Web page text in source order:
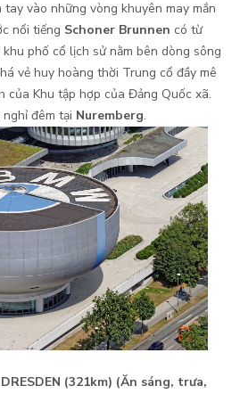
vào những vòng khuyên may mắn
nổi tiếng Schoner Brunnen có từ
phố cổ lịch sử nằm bên dòng sông
vẻ huy hoàng thời Trung cổ đầy mê
của Khu tập hợp của Đảng Quốc xã.
đêm tại Nuremberg.
DRESDEN (321km) (Ăn sáng, trưa,